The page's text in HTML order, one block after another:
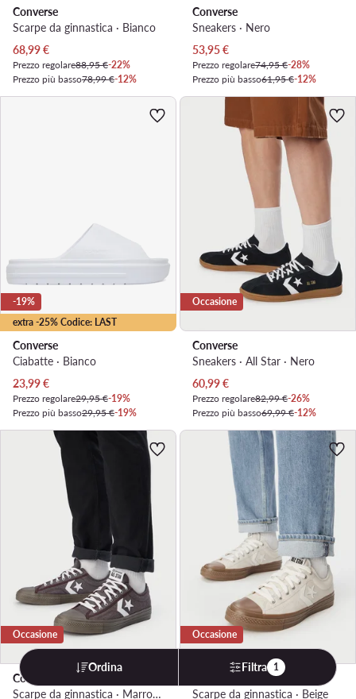
Converse
Scarpe da ginnastica · Bianco
Prezzo attuale
68,99€
Prezzo regolare88,95 €-22%
Prezzo più basso78,99 €-12%
Converse
Sneakers · Nero
Prezzo attuale
53,95€
Prezzo regolare74,95 €-28%
Prezzo più basso61,95 €-12%
extra -25% Codice: LAST
-19%
Converse
Ciabatte · Bianco
Prezzo attuale
23,99€
Prezzo regolare29,95 €-19%
Prezzo più basso29,95 €-19%
Occasione
Converse
Sneakers · All Star · Nero
Prezzo attuale
60,99€
Prezzo regolare82,99 €-26%
Prezzo più basso69,99 €-12%
Occasione
Converse
Scarpe da ginnastica · Marrone
Occasione
Scarpe da ginnastica · Beige
Ordina Filtra 1